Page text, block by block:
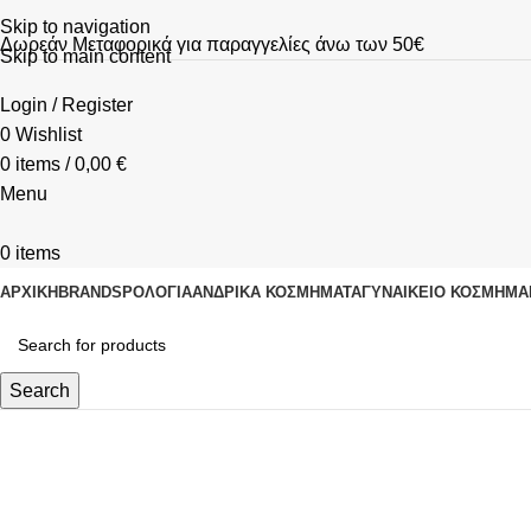
Skip to navigation
Skip to main content
Δωρεάν Μεταφορικά για παραγγελίες άνω των 50€
Login / Register
0 Wishlist
0 items / 0,00 €
Menu
0 items
ΑΡΧΙΚΗ BRANDS ΡΟΛΌΓΙΑΑΝΔΡΙΚΆ ΚΟΣΜΉΜΑΤΑΓΥΝΑΙΚΕΊΟ ΚΟΣΜΉΜΑ
Search